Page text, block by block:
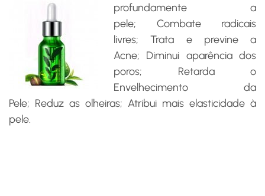
profundamente a
pele; Combate radicais
livres; Trata e previne a
Acne; Diminui aparência dos
poros; Retarda o
Envelhecimento da
Pele; Reduz as olheiras; Atribui mais elasticidade à
pele.